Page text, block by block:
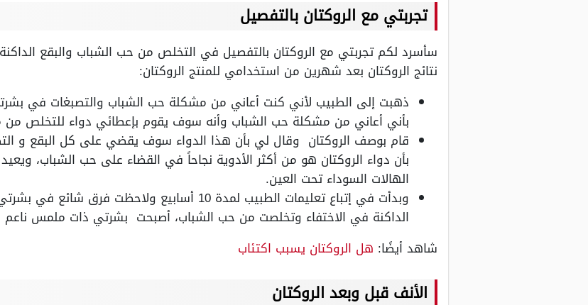
تجربتي مع الروكتان بالتفصيل
سأسرد لكم تجربتي مع الروكتان بالتفصيل في التخلص من حب الشباب والبقع
نتائج الروكتان بعد شهرين من استخدامي للمنتج الروكتان:
ذهبت إلى الطبيب لأني كنت أعاني من مشكلة حب الشباب والتصبغات في
بأني أعاني من مشكلة حب الشباب وأنه سوف يقوم بإعطائي دواء للتخلص
قام بوصف الروكتان وقال لي بأن هذا الدواء سوف يقضي على كل البقع و
بأن دواء الروكتان هو من أكثر الأدوية نجاحاً في القضاء على حب الشباب،
الهالات السوداء تحت العين.
وبدأت في إتباع تعليمات الطبيب لمدة 10 أسابيع
الداكنة في الاختفاء وتخلصت من حب الشباب، أصبحت بشرتي ذات ملمس
شاهد أيضًا: هل الروكتان يسبب اكتئاب
الأنف قبل وبعد الروكتان